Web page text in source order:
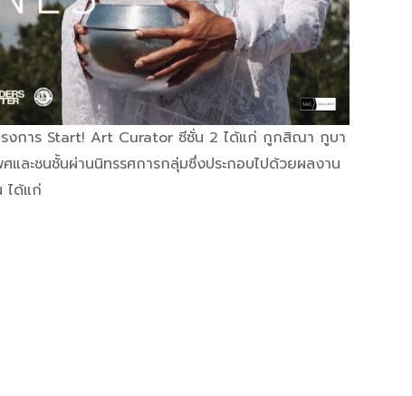
งการ Start! Art Curator ซีซั่น 2 ได้แก่ กูกสิณา กูบา
ละชนชั้นผ่านนิทรรศการกลุ่มซึ่งประกอบไปด้วยผลงาน
ได้แก่